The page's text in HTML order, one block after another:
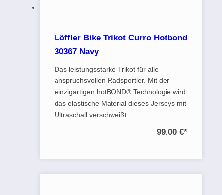
Löffler Bike Trikot Curro Hotbond
30367 Navy
Das leistungsstarke Trikot für alle
anspruchsvollen Radsportler. Mit der
einzigartigen hotBOND® Technologie wird
das elastische Material dieses Jerseys mit
Ultraschall verschweißt.
99,00 €*